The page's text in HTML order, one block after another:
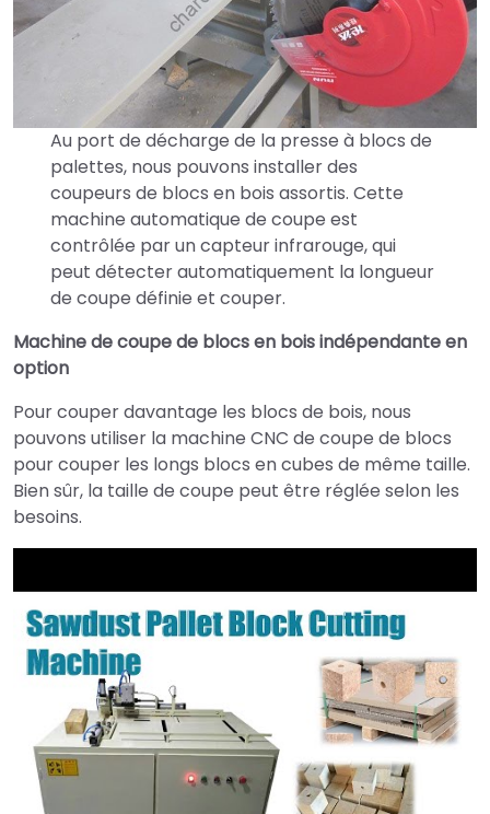
Au port de décharge de la presse à blocs de
palettes, nous pouvons installer des
coupeurs de blocs en bois assortis. Cette
machine automatique de coupe est
contrôlée par un capteur infrarouge, qui
peut détecter automatiquement la longueur
de coupe définie et couper.
Machine de coupe de blocs en bois indépendante en
option
Pour couper davantage les blocs de bois, nous
pouvons utiliser la machine CNC de coupe de blocs
pour couper les longs blocs en cubes de même taille.
Bien sûr, la taille de coupe peut être réglée selon les
besoins.